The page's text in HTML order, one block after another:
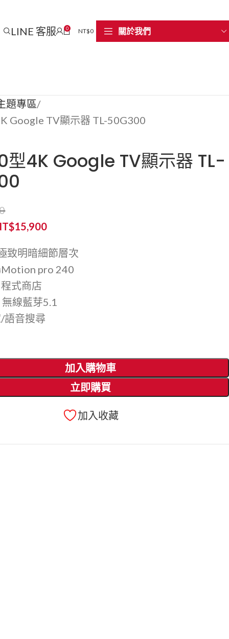
LINE 客服 0 NT$0 關於我們
題專區
Google TV顯示器 TL-50G300
型4K Google TV顯示器 TL-
15,900
致明暗細節層次
Motion pro 240
式商店
線藍芽5.1
語音搜尋
加入購物車
立即購買
加入收藏